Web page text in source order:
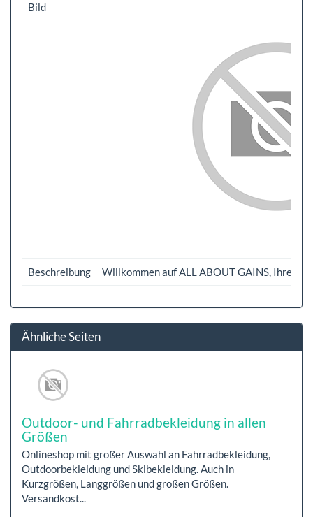
Bild
Beschreibung Willkommen auf ALL ABOUT GAINS, Ihrer
Ähnliche Seiten
Outdoor- und Fahrradbekleidung in allen
Größen
Onlineshop mit großer Auswahl an Fahrradbekleidung,
Outdoorbekleidung und Skibekleidung. Auch in
Kurzgrößen, Langgrößen und großen Größen.
Versandkost...